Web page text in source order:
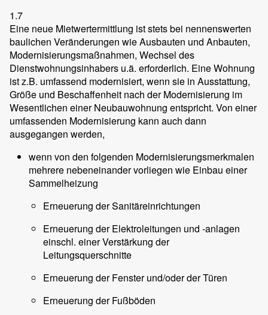
1.7
Eine neue Mietwertermittlung ist stets bei nennenswerten
baulichen Veränderungen wie Ausbauten und Anbauten,
Modernisierungsmaßnahmen, Wechsel des
Dienstwohnungsinhabers u.ä. erforderlich. Eine Wohnung
ist z.B. umfassend modernisiert, wenn sie in Ausstattung,
Größe und Beschaffenheit nach der Modernisierung im
Wesentlichen einer Neubauwohnung entspricht. Von einer
umfassenden Modernisierung kann auch dann
ausgegangen werden,
wenn von den folgenden Modernisierungsmerkmalen
mehrere nebeneinander vorliegen wie Einbau einer
Sammelheizung
Erneuerung der Sanitäreinrichtungen
Erneuerung der Elektroleitungen und -anlagen
einschl. einer Verstärkung der
Leitungsquerschnitte
Erneuerung der Fenster und/oder der Türen
Erneuerung der Fußböden